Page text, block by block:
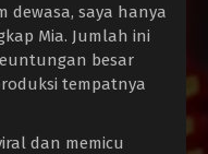
dewasa, saya hanya
Mia. Jumlah ini
besar
tempatnya
dan memicu